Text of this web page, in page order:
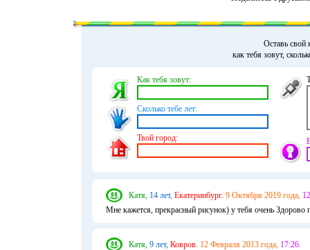
Оставь свой
как тебя зовут,
Как тебя зовут:
Сколько тебе лет:
Твой город:
Катя, 14 лет, Екатеринбург. 9 Октября 2019 года,
Мне кажется, прекрасный рисунок) у тебя очень Здорово
Катя, 9 лет, Ковров. 12 Февраля 2013 года, 17:26.